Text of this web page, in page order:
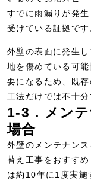
すでに雨漏りが発
受けている証拠です
外壁の表面に発生
地を傷めている可
要になるため、既
工法だけでは不十分
1-3．メン
場合
外壁のメンテナン
替え工事をおすす
は約10年に1度実施